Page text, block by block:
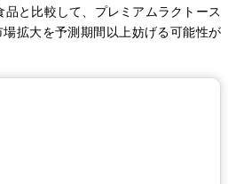
と比較して、プレミアムラクトース
拡大を予測期間以上妨げる可能性が